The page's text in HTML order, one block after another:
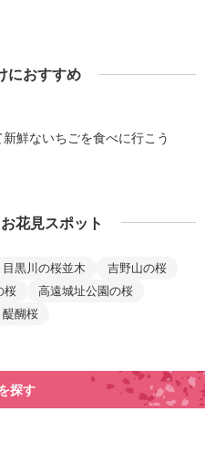
におすすめ
鮮ないちごを食べに行こう
花見スポット
目黒川の桜並木
吉野山の桜
桜
高遠城址公園の桜
醍醐桜
探す